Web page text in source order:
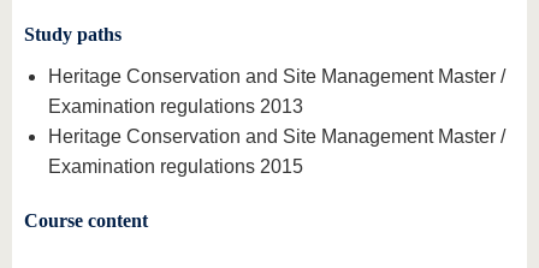
Study paths
Heritage Conservation and Site Management Master /
Examination regulations 2013
Heritage Conservation and Site Management Master /
Examination regulations 2015
Course content